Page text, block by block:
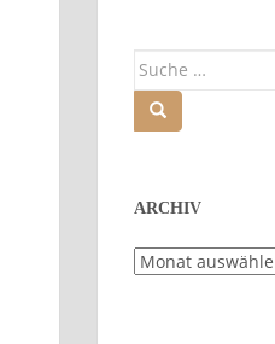
ARCHIV
Archiv